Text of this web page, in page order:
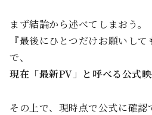
まず結論から述べてしまおう。
『最後にひとつだけお願いして
で、
現在「最新PV」と呼べる公式
その上で、現時点で公式に確認